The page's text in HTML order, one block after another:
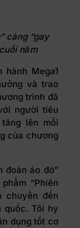
càng “gay
năm
Mega1
và trao
trình đã
người tiêu
lên mỗi
của chương
đoàn áo đỏ”
“Phiên
chuyển đến
quốc. Tôi hy
dụng tốt cơ